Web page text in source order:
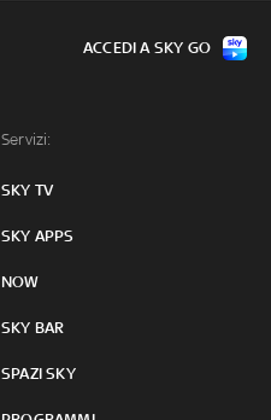
Servizi:
SKY TV
SKY APPS
NOW
SKY BAR
SPAZI SKY
ACCEDI A SKY GO